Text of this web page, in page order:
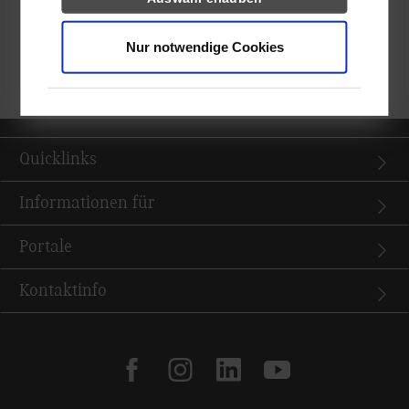
Nur notwendige Cookies
Teilnehmerinnen und Teilnehmern des Workshops hatten dort
die Gelegenheit, aktuelle Experimente im Rahmen einer User
Study durchführen und sich ausgiebig zu den gemeinsamen
Lehr- und Forschungsthemen auszutauschen.
Quicklinks
Informationen für
Portale
Kontaktinfo
facebookinstagramlinkedinyoutube